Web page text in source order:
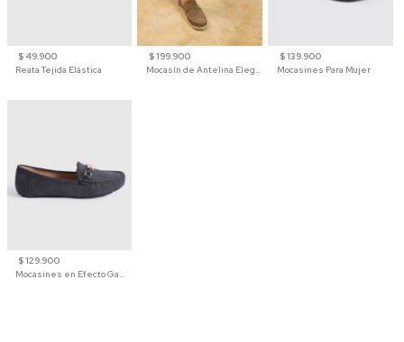
$ 49.900
Reata Tejida Elástica
$ 199.900
Mocasín de Antelina Elegante con Suela de Contraste Para Hombre
$ 139.900
Mocasines Para Mujer
$ 129.900
Mocasines en Efecto Gamuzado Para Mujer